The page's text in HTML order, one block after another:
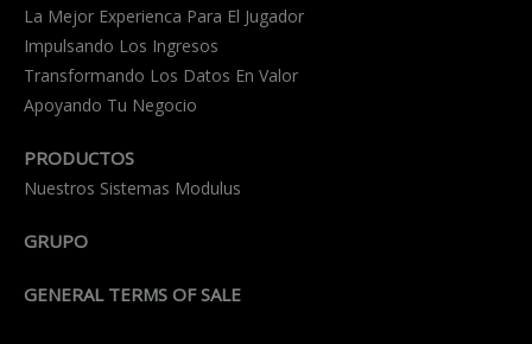
La Mejor Experienca Para El Jugador
Impulsando Los Ingresos
Transformando Los Datos En Valor
Apoyando Tu Negocio
PRODUCTOS
Nuestros Sistemas Modulus
GRUPO
GENERAL TERMS OF SALE